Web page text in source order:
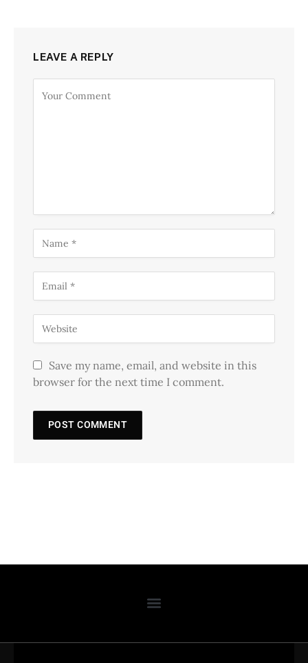
LEAVE A REPLY
Save my name, email, and website in this
browser for the next time I comment.